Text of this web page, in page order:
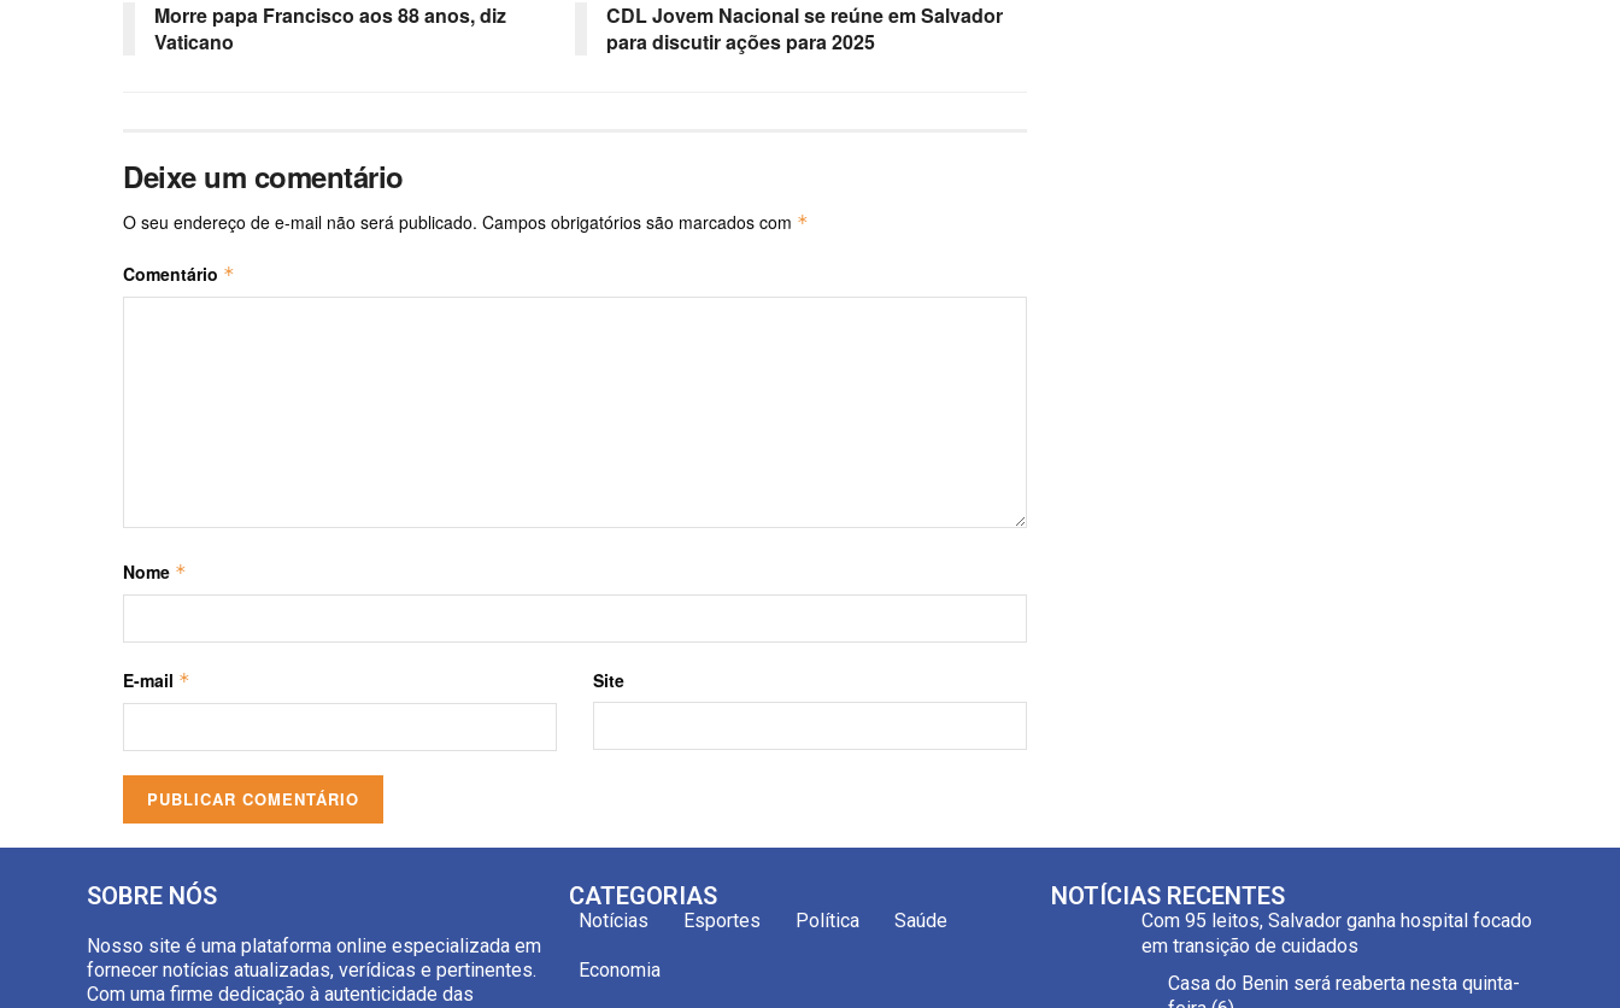
Morre papa Francisco aos 88 anos, diz
Vaticano
CDL Jovem Nacional se reúne em Salvador
para discutir ações para 2025
Deixe um comentário
O seu endereço de e-mail não será publicado. Campos obrigatórios são marcados com *
Comentário *
Nome *
E-mail * Site
SOBRE NÓS
Nosso site é uma plataforma online especializada em
fornecer notícias atualizadas, verídicas e pertinentes.
Com uma firme dedicação à autenticidade das
CATEGORIAS
Notícias Esportes Política Saúde
Economia
NOTÍCIAS RECENTES
Com 95 leitos, Salvador ganha hospital focado
em transição de cuidados
Casa do Benin será reaberta nesta quinta-